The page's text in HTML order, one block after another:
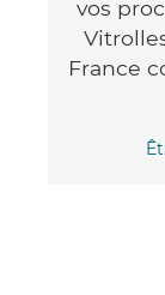
vos
France